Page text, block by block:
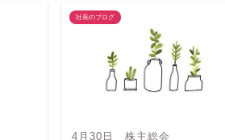
社長のブログ
4月30日 株主総会